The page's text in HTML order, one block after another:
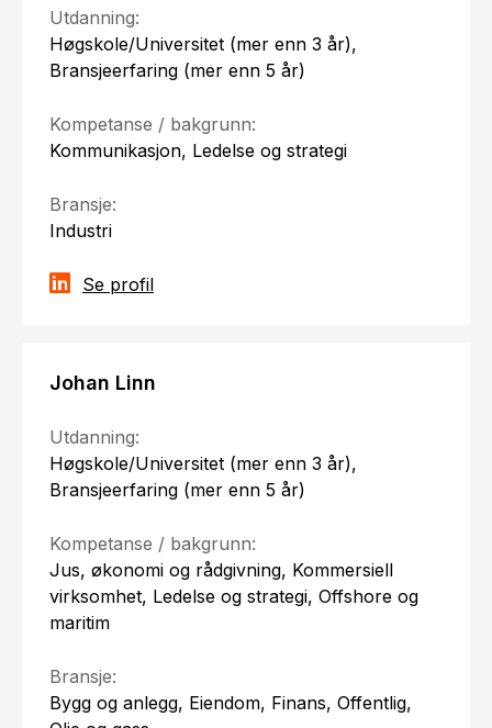
Utdanning:
Høgskole/Universitet (mer enn 3 år),
Bransjeerfaring (mer enn 5 år)
Kompetanse / bakgrunn:
Kommunikasjon, Ledelse og strategi
Bransje:
Industri
Se profil
Johan Linn
Utdanning:
Høgskole/Universitet (mer enn 3 år),
Bransjeerfaring (mer enn 5 år)
Kompetanse / bakgrunn:
Jus, økonomi og rådgivning, Kommersiell
virksomhet, Ledelse og strategi, Offshore og
maritim
Bransje:
Bygg og anlegg, Eiendom, Finans, Offentlig,